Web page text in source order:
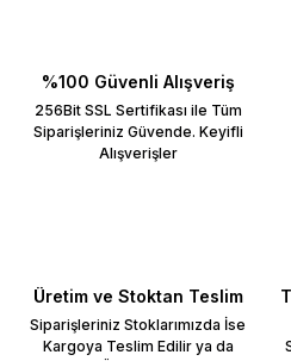
%100 Güvenli Alışveriş
256Bit SSL Sertifikası ile Tüm
Siparişleriniz Güvende. Keyifli
Alışverişler
Üretim ve Stoktan Teslim
Siparişleriniz Stoklarımızda İse
Kargoya Teslim Edilir ya da